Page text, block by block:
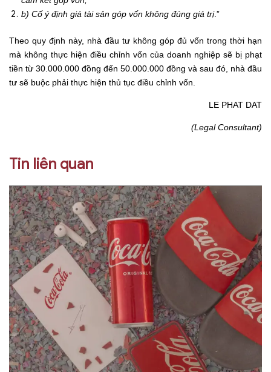
b) Cố ý định giá tài sản góp vốn không đúng giá trị.”
Theo quy định này, nhà đầu tư không góp đủ vốn trong thời hạn
mà không thực hiện điều chỉnh vốn của doanh nghiệp sẽ bị phạt
tiền từ 30.000.000 đồng đến 50.000.000 đồng và sau đó, nhà đầu
tư sẽ buộc phải thực hiện thủ tục điều chỉnh vốn.
LE PHAT DAT
(Legal Consultant)
Tin liên quan